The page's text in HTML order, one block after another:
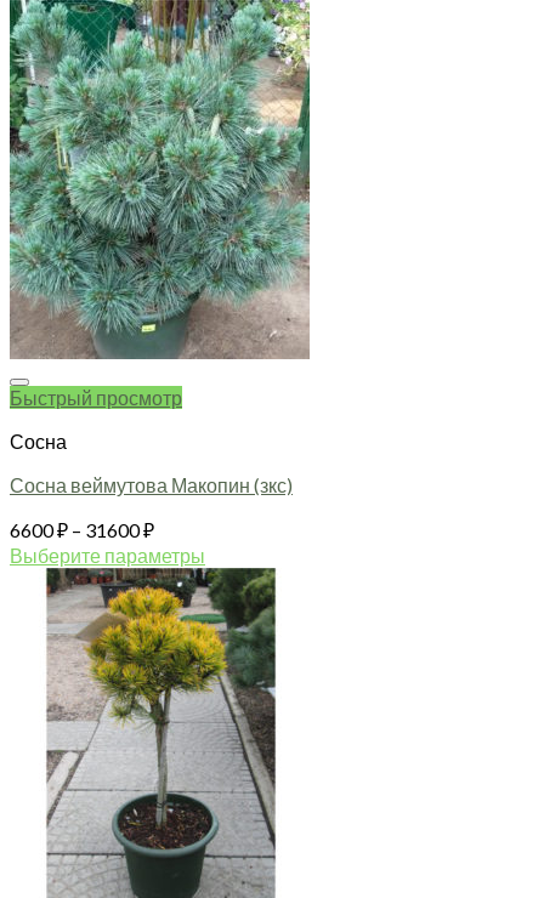
Быстрый просмотр
Сосна
Сосна веймутова Макопин (зкс)
6600₽ – 31600₽Диапазон
цен:
6600 ₽
–
31600 ₽
Выберите параметры
Этот
товар
имеет
несколько
вариаций.
Опции
можно
выбрать
странице
товара.